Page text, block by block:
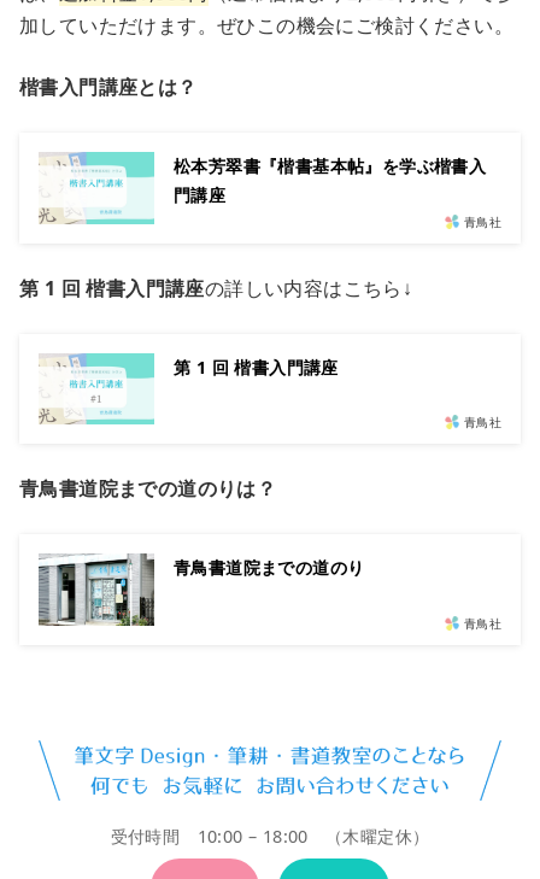
加していただけます。ぜひこの機会にご検討ください。
楷書入門講座とは？
松本芳翠書『楷書基本帖』を学ぶ楷書入
門講座
青鳥社
第 1 回 楷書入門講座の詳しい内容はこちら↓
第 1 回 楷書入門講座
青鳥社
青鳥書道院までの道のりは？
青鳥書道院までの道のり
青鳥社
受付時間 10:00 – 18:00 （木曜定休）